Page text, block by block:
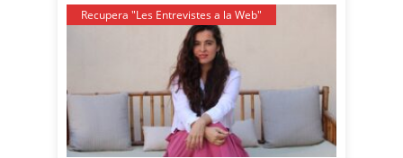
Recupera "Les Entrevistes a la Web"